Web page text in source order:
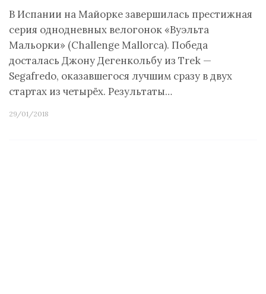
В Испании на Майорке завершилась престижная
серия однодневных велогонок «Вуэльта
Мальорки» (Challenge Mallorca). Победа
досталась Джону Дегенкольбу из Trek —
Segafredo, оказавшегося лучшим сразу в двух
стартах из четырёх. Результаты…
29/01/2018